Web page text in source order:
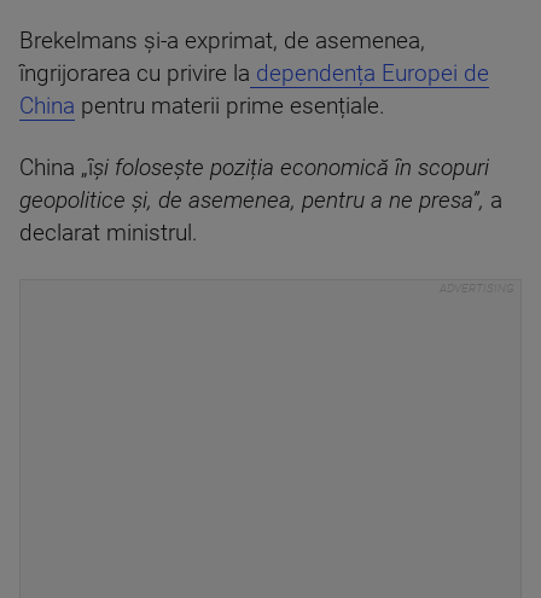
Brekelmans și-a exprimat, de asemenea,
îngrijorarea cu privire la dependența Europei de
China pentru materii prime esențiale.
China „își folosește poziția economică în scopuri
geopolitice și, de asemenea, pentru a ne presa”, a
declarat ministrul.